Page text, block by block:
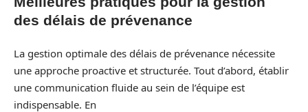
des délais de prévenance
La gestion optimale des délais de prévenance nécessite
une approche proactive et structurée. Tout d’abord, établir
une communication fluide au sein de l’équipe est
indispensable. En